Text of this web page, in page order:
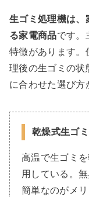
生ゴミ処理機は、
る家電商品です。
特徴があります。
理後の生ゴミの状
に合わせた選び方
乾燥式生ゴ
高温で生ゴミ
用している。
簡単なのがメ